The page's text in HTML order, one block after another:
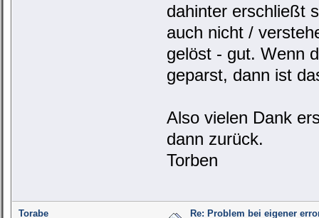
dahinter erschließt
auch nicht /
gelöst - gut. Wenn
geparst, dann ist
Also vielen Dank
dann zurück.
Torben
Torabe
Re: Problem bei eigener